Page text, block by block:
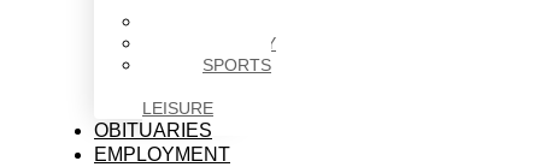
SOCIETY
SPORTS
LEISURE
OBITUARIES
EMPLOYMENT